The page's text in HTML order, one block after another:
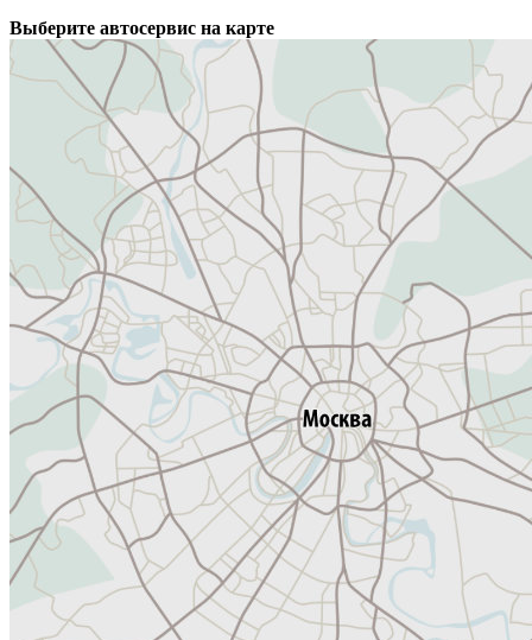
Выберите автосервис на карте